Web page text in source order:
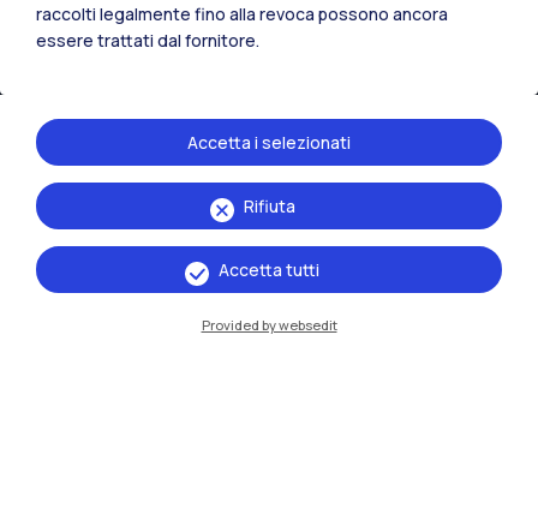
Sedi
Milano Bovisa
Cremona
Lecco
Mantova
raccolti legalmente fino alla revoca possono ancora
essere trattati dal fornitore.
Rifiuta
Accetta i selezionati
Accetta tutti
Provided by websedit